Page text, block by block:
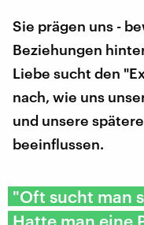
Sie prägen uns -
Beziehungen
Liebe sucht den
nach, wie uns
und unsere
beeinflussen.
"Oft sucht man
Hatte man eine